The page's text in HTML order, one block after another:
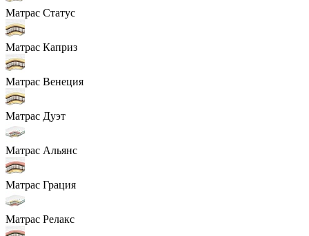
Матрас Статус
Матрас Каприз
Матрас Венеция
Матрас Дуэт
Матрас Альянс
Матрас Грация
Матрас Релакс